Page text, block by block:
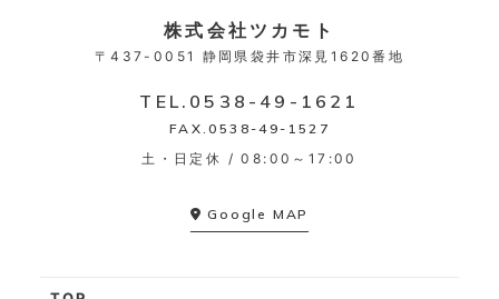
株式会社ツカモト
〒437-0051 静岡県袋井市深見1620番地
TEL. 0538-49-1621
FAX.0538-49-1527
土・日定休 / 08:00～17:00
Google MAP